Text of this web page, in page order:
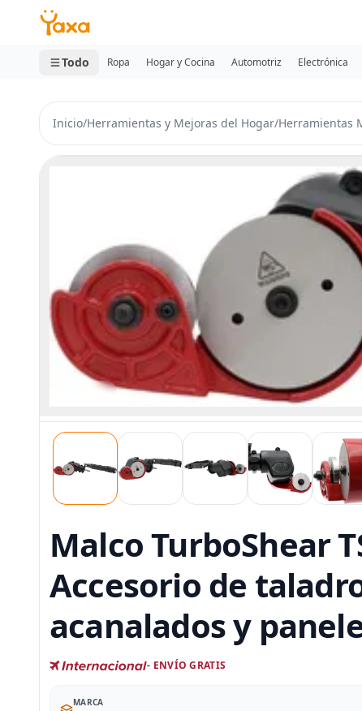
MINI CARRITO
0 productos
Todo Ropa Hogar y Cocina Automotriz Electrónica
Inicio/Herramientas y Mejoras del Hogar/Herramientas
Malco TurboShear
Accesorio de
acanalados y
- ENVÍO GRATIS
MARCA